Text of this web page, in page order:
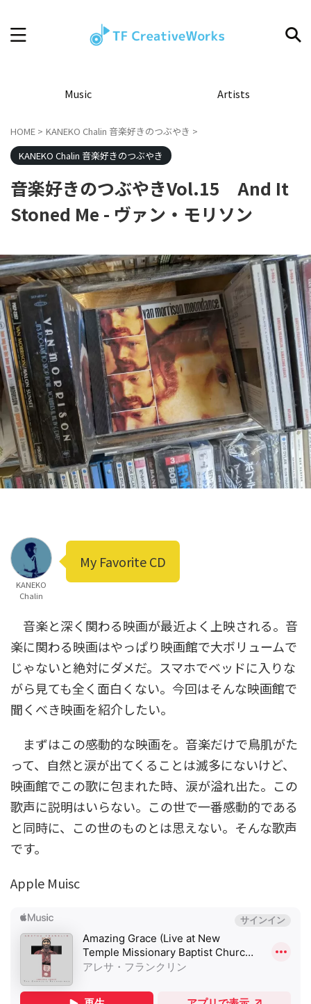
Music Artists
HOME > KANEKO Chalin 音楽好きのつぶやき >
KANEKO Chalin 音楽好きのつぶやき
音楽好きのつぶやきVol.15 And It
Stoned Me - ヴァン・モリソン
KANEKO
Chalin
My Favorite CD
音楽と深く関わる映画が最近よく上映される。音
楽に関わる映画はやっぱり映画館で大ボリュームで
じゃないと絶対にダメだ。スマホでベッドに入りな
がら見ても全く面白くない。今回はそんな映画館で
聞くべき映画を紹介したい。
まずはこの感動的な映画を。音楽だけで鳥肌がた
って、自然と涙が出てくることは滅多にないけど、
映画館でこの歌に包まれた時、涙が溢れ出た。この
歌声に説明はいらない。この世で一番感動的である
と同時に、この世のものとは思えない。そんな歌声
です。
Apple Muisc